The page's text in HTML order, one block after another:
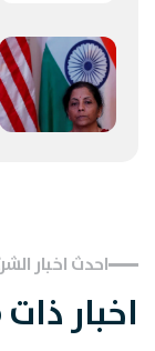
احدث اخبار
اخبار